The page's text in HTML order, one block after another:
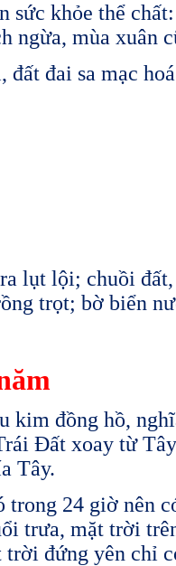
sức khỏe thể
ngừa, mùa xuân
đất đai sa mạc
lụt lội; chuồi
trọt; bờ biển
kim đồng hồ,
Đất xoay từ
Tây.
24 giờ nên
trưa, mặt trời
trời đứng yên chỉ